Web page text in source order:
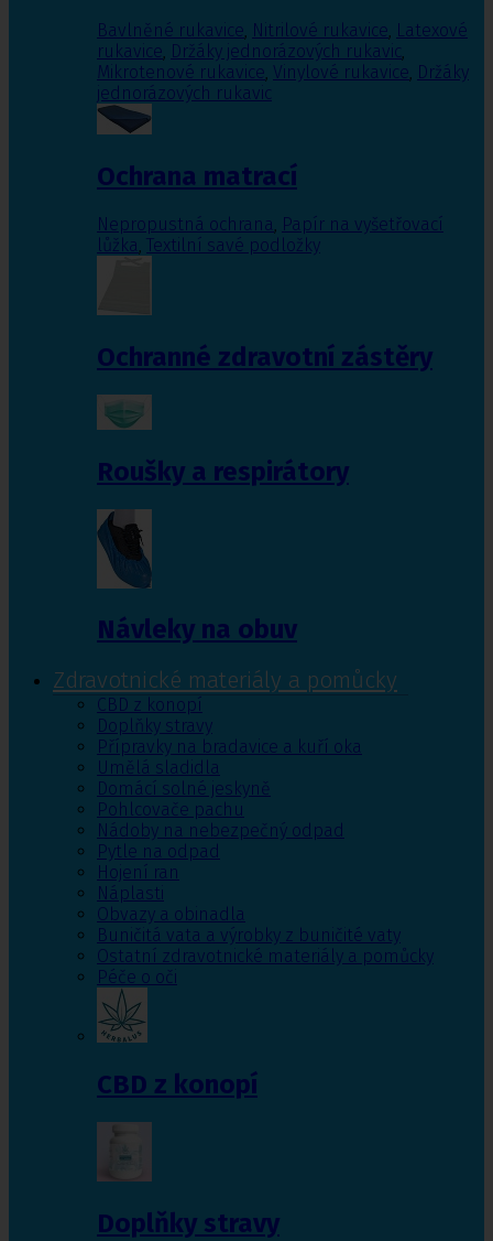
Bavlněné rukavice, Nitrilové rukavice, Latexové
rukavice, Držáky jednorázových rukavic,
Mikrotenové rukavice, Vinylové rukavice, Držáky
jednorázových rukavic
Ochrana matrací
Nepropustná ochrana, Papír na vyšetřovací
lůžka, Textilní savé podložky
Ochranné zdravotní zástěry
Roušky a respirátory
Návleky na obuv
Zdravotnické materiály a pomůcky
CBD z konopí
Doplňky stravy
Přípravky na bradavice a kuří oka
Umělá sladidla
Domácí solné jeskyně
Pohlcovače pachu
Nádoby na nebezpečný odpad
Pytle na odpad
Hojení ran
Náplasti
Obvazy a obinadla
Buničitá vata a výrobky z buničité vaty
Ostatní zdravotnické materiály a pomůcky
Péče o oči
CBD z konopí
Doplňky stravy